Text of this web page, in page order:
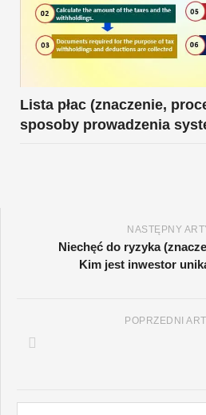
Lista płac (znaczenie,
sposoby prowadzenia
NASTĘPNY
Niechęć do ryzyka
Kim jest inwestor
POPRZEDNI